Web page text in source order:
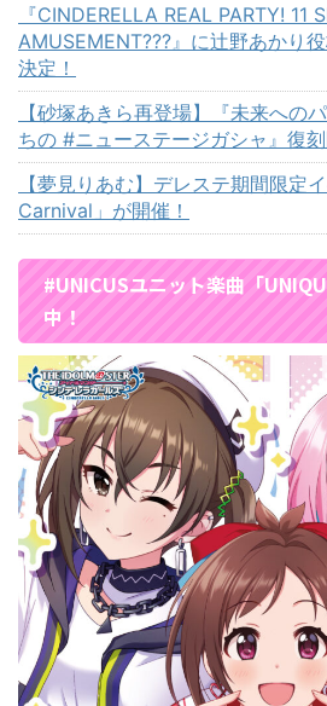
『CINDERELLA REAL PARTY! 11
AMUSEMENT???』に辻野あかり
決定！
【砂塚あきら再登場】『未来への
ちの #ニューステージガシャ』復刻
【夢見りあむ】デレステ期間限定
Carnival」が開催！
#UNICUSユニット楽曲「
中！